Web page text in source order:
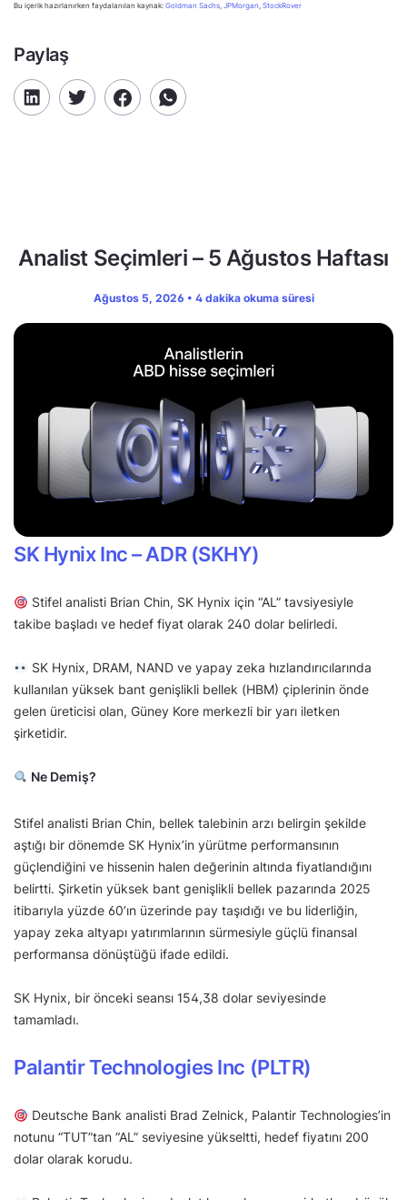
Bu içerik hazırlanırken faydalanılan kaynak: Goldman Sachs, JPMorgan, StockRover
Paylaş
Analist Seçimleri – 5 Ağustos Haftası
Ağustos 5, 2026 • 4 dakika okuma süresi
SK Hynix Inc – ADR (SKHY)
Stifel analisti Brian Chin, SK Hynix için “AL” tavsiyesiyle
takibe başladı ve hedef fiyat olarak 240 dolar belirledi.
SK Hynix, DRAM, NAND ve yapay zeka hızlandırıcılarında
kullanılan yüksek bant genişlikli bellek (HBM) çiplerinin önde
gelen üreticisi olan, Güney Kore merkezli bir yarı iletken
şirketidir.
Ne Demiş?
Stifel analisti Brian Chin, bellek talebinin arzı belirgin şekilde
aştığı bir dönemde SK Hynix’in yürütme performansının
güçlendiğini ve hissenin halen değerinin altında fiyatlandığını
belirtti. Şirketin yüksek bant genişlikli bellek pazarında 2025
itibarıyla yüzde 60’ın üzerinde pay taşıdığı ve bu liderliğin,
yapay zeka altyapı yatırımlarının sürmesiyle güçlü finansal
performansa dönüştüğü ifade edildi.
SK Hynix, bir önceki seansı 154,38 dolar seviyesinde
tamamladı.
Palantir Technologies Inc (PLTR)
Deutsche Bank analisti Brad Zelnick, Palantir Technologies’in
notunu “TUT”tan “AL” seviyesine yükseltti, hedef fiyatını 200
dolar olarak korudu.